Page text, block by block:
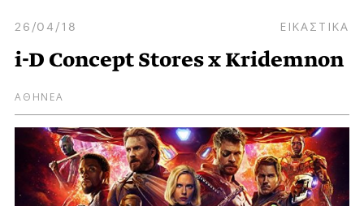
26/04/18 ΕΙΚΑΣΤΙΚΑ
i-D Concept Stores x Kridemnon
ΑΘΗΝΕΑ